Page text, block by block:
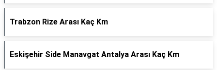
Trabzon Rize Arası Kaç Km
Eskişehir Side Manavgat Antalya Arası Kaç Km